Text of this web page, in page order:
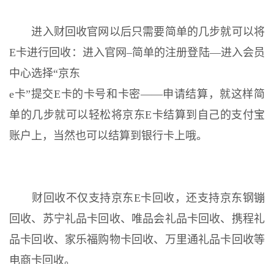
进入财回收官网以后只需要简单的几步就可以将
E卡进行回收：进入官网–简单的注册登陆—进入会员
中心选择“京东
e卡”提交E卡的卡号和卡密——申请结算，就这样简
单的几步就可以轻松将京东E卡结算到自己的支付宝
账户上，当然也可以结算到银行卡上哦。
财回收不仅支持京东E卡回收，还支持京东钢镚
回收、苏宁礼品卡回收、唯品会礼品卡回收、携程礼
品卡回收、家乐福购物卡回收、万里通礼品卡回收等
电商卡回收。